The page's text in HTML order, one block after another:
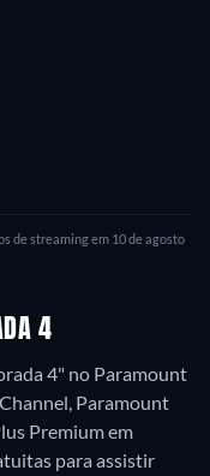
de streaming em 10 de agosto
4
4" no Paramount
Paramount
Premium em
para assistir